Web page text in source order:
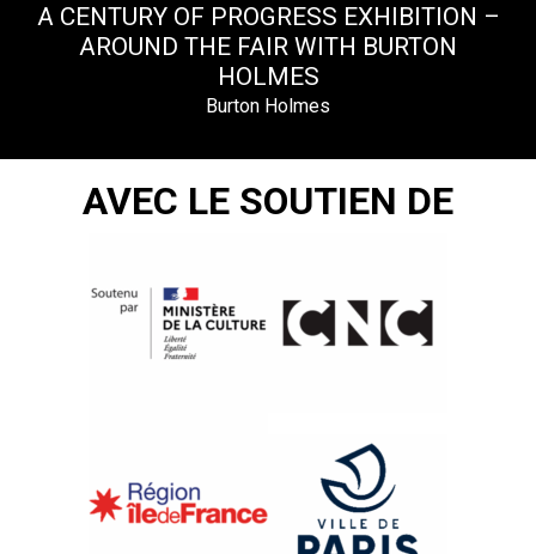
A CENTURY OF PROGRESS EXHIBITION –
AROUND THE FAIR WITH BURTON
HOLMES
Burton Holmes
AVEC LE SOUTIEN DE